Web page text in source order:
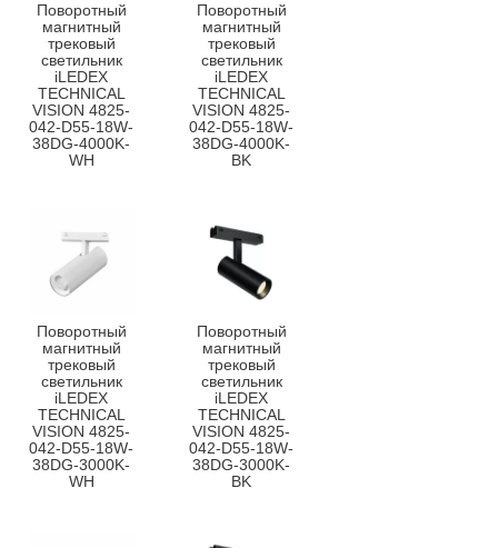
Поворотный
магнитный
трековый
светильник
iLEDEX
TECHNICAL
VISION 4825-
042-D55-18W-
38DG-4000K-
WH
Поворотный
магнитный
трековый
светильник
iLEDEX
TECHNICAL
VISION 4825-
042-D55-18W-
38DG-4000K-
BK
Поворотный
магнитный
трековый
светильник
iLEDEX
TECHNICAL
VISION 4825-
042-D55-18W-
38DG-3000K-
WH
Поворотный
магнитный
трековый
светильник
iLEDEX
TECHNICAL
VISION 4825-
042-D55-18W-
38DG-3000K-
BK